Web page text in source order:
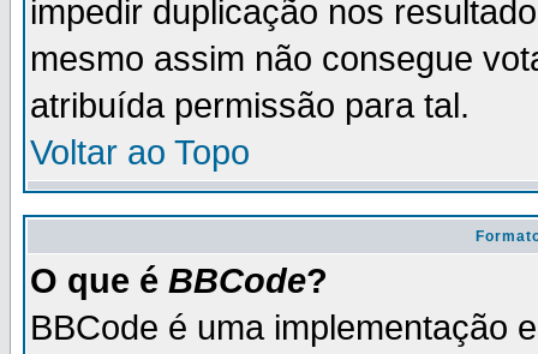
impedir duplicação nos
mesmo assim não consegue
atribuída permissão para tal.
Voltar ao Topo
O que é BBCode?
BBCode é uma implementação